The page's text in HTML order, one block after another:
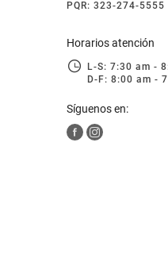
PQR: 323-274-5555
Horarios atención
L-S: 7:30 am -
D-F: 8:00 am -
Síguenos en: